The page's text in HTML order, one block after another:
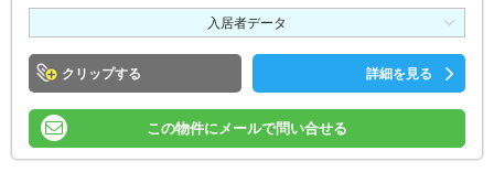
入居者データ
クリップ 詳細を見る
この物件にメールで問い合せる